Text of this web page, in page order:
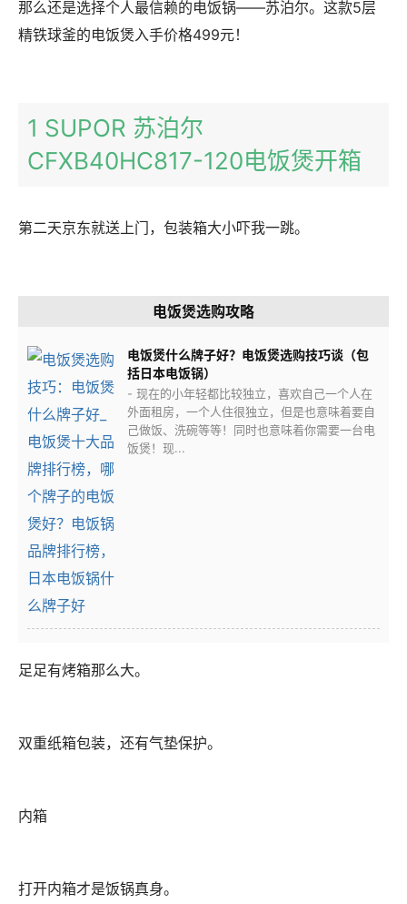
那么还是选择个人最信赖的电饭锅——苏泊尔。这款5层
精铁球釜的电饭煲入手价格499元！
1 SUPOR 苏泊尔
CFXB40HC817-120电饭煲开箱
第二天京东就送上门，包装箱大小吓我一跳。
电饭煲选购攻略
电饭煲什么牌子好？电饭煲选购技巧谈（包
括日本电饭锅）
- 现在的小年轻都比较独立，喜欢自己一个人在
外面租房，一个人住很独立，但是也意味着要自
己做饭、洗碗等等！同时也意味着你需要一台电
饭煲！现...
足足有烤箱那么大。
双重纸箱包装，还有气垫保护。
内箱
打开内箱才是饭锅真身。